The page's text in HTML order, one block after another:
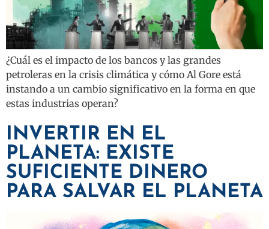
¿Cuál es el impacto de los bancos y las grandes
petroleras en la crisis climática y cómo Al Gore está
instando a un cambio significativo en la forma en que
estas industrias operan?
INVERTIR EN EL
PLANETA: EXISTE
SUFICIENTE DINERO
PARA SALVAR EL PLANETA